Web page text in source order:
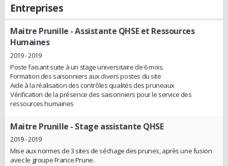
Entreprises
Maitre Prunille - Assistante QHSE et Ressources
Humaines
2019 - 2019
Poste faisant suite à un stage universitaire de 6 mois.
Formation des saisonniers aux divers postes du site
Aide à la réalisation des contrôles qualités des pruneaux
Vérification de la présence des saisonniers pour le service des
ressources humaines
Maitre Prunille - Stage assistante QHSE
2019 - 2019
Mise aux normes de 3 sites de séchage des prunes, après une fusion
avec le groupe France Prune.